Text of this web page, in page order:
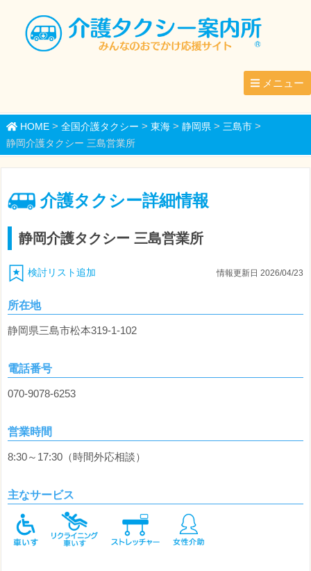
メニュー
HOME> 全国介護タクシー > 東海> 静岡県> 三島市>
静岡介護タクシー 三島営業所
介護タクシー詳細情報
静岡介護タクシー 三島営業所
検討リスト追加 情報更新日 2026/04/23
所在地
静岡県三島市松本319-1-102
電話番号
070-9078-6253
営業時間
8:30～17:30（時間外応相談）
主なサービス